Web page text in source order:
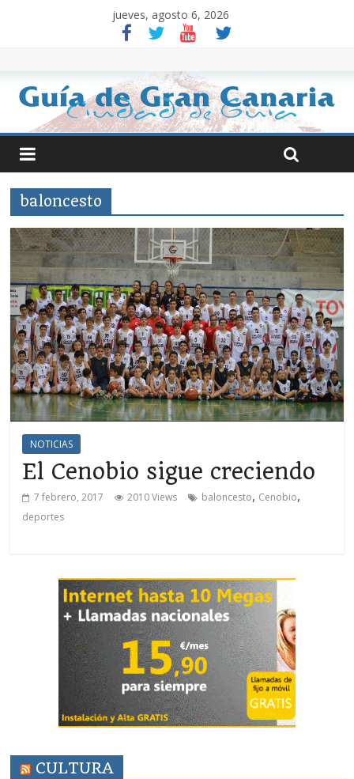
jueves, agosto 6, 2026
baloncesto
NOTICIAS
El Cenobio sigue creciendo
7 febrero, 2017 2010 Views baloncesto, Cenobio,
deportes
CULTURA